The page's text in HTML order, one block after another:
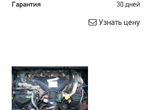
Гарантия
30 дней
Узнать цену